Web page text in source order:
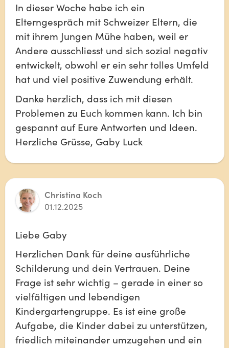
In dieser Woche habe ich ein
Elterngespräch mit Schweizer Eltern, die
mit ihrem Jungen Mühe haben, weil er
Andere ausschliesst und sich sozial negativ
entwickelt, obwohl er ein sehr tolles Umfeld
hat und viel positive Zuwendung erhält.
Danke herzlich, dass ich mit diesen
Problemen zu Euch kommen kann. Ich bin
gespannt auf Eure Antworten und Ideen.
Herzliche Grüsse, Gaby Luck
Christina Koch
01.12.2025
Liebe Gaby
Herzlichen Dank für deine ausführliche
Schilderung und dein Vertrauen. Deine
Frage ist sehr wichtig – gerade in einer so
vielfältigen und lebendigen
Kindergartengruppe. Es ist eine große
Aufgabe, die Kinder dabei zu unterstützen,
friedlich miteinander umzugehen und ein